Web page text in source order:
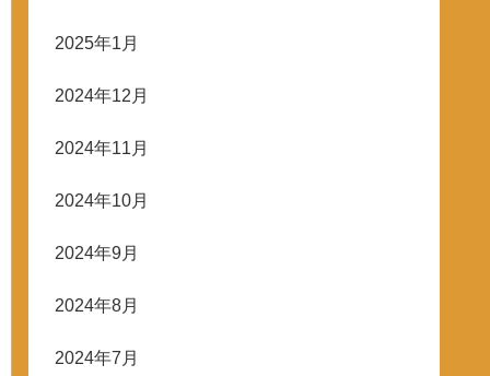
2025年1月
2024年12月
2024年11月
2024年10月
2024年9月
2024年8月
2024年7月